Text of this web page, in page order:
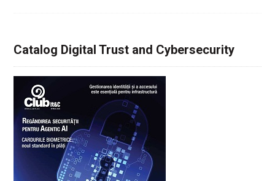
Catalog Digital Trust and Cybersecurity